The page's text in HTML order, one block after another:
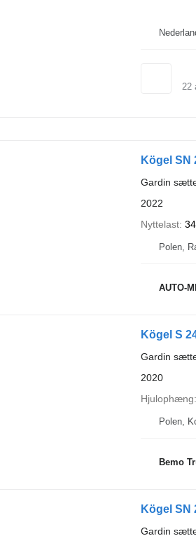
22
Kögel SN
Gardin
2022
Nyttelast
Polen,
AUTO-
Kögel S
Gardin
2020
Hjulophæng
Polen,
Bemo
Kögel SN
Gardin